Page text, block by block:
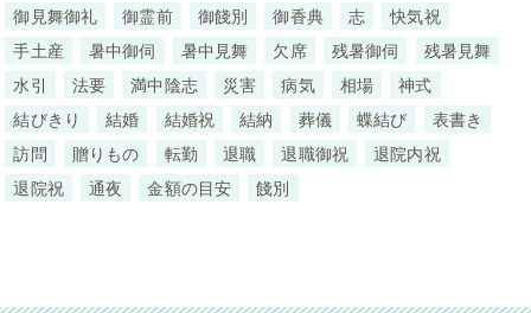
御見舞御礼
御霊前 御餞別 御香典 志
快気祝
手土産
暑中御伺 暑中見舞 欠席 残暑御伺
残暑見舞
水引
法要 満中陰志 災害 病気 相場
神式
結びきり
結婚 結婚祝 結納 葬儀 蝶結び
表書き
訪問
贈りもの 転勤 退職 退職御祝
退院内祝
退院祝
通夜 金額の目安 餞別